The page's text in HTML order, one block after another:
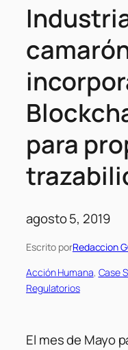
para
agosto 5, 2019
Escrito porRedaccion
Acción Humana, Case
Regulatorios
El mes de Mayo